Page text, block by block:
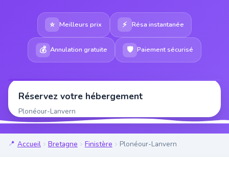
⭐ Meilleurs prix ⚡ Résa instantanée
💰 Annulation gratuite 🛡 Paiement sécurisé
Réservez votre hébergement
Plonéour-Lanvern
Accueil Bretagne Finistère Plonéour-Lanvern